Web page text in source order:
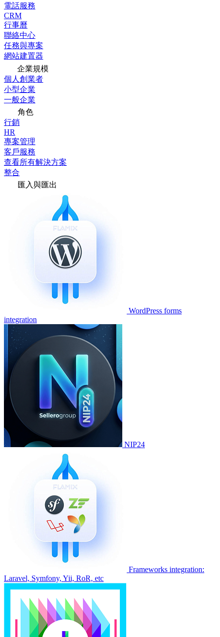
電話服務
CRM
行事曆
聯絡中心
任務與專案
網站建置器
企業規模
個人創業者
小型企業
一般企業
角色
行銷
HR
專案管理
客戶服務
查看所有解決方案
整合
匯入與匯出
WordPress forms
integration
NIP24
Frameworks integration:
Laravel, Symfony, Yii, RoR, etc